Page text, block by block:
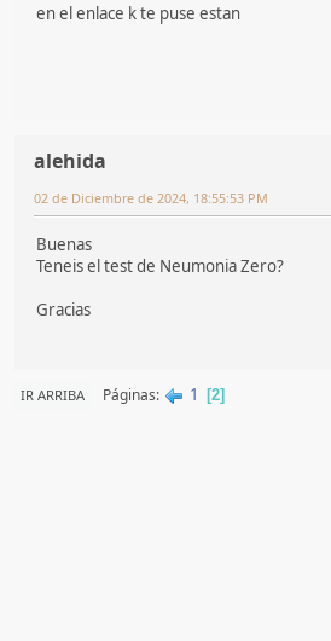
en el enlace k te puse estan
alehida
02 de Diciembre de 2024, 18:55:53 PM
Buenas
Teneis el test de Neumonia Zero?
Gracias
IR ARRIBA Páginas 1 2